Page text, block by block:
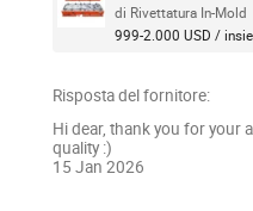
di Rivettatura In-Mold
999-2.000 USD /
Risposta del fornitore:
Hi dear, thank you for your
quality :)
15 Jan 2026